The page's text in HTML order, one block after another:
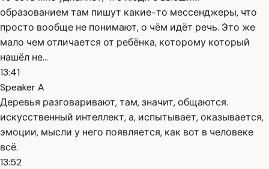
образованием там пишут какие-то мессенджеры, что
просто вообще не понимают, о чём идёт речь. Это же
мало чем отличается от ребёнка, которому который
нашёл не...
13:41
Speaker A
Деревья разговаривают, там, значит, общаются.
искусственный интеллект, а, испытывает, оказывается,
эмоции, мысли у него появляется, как вот в человеке
всё.
13:52